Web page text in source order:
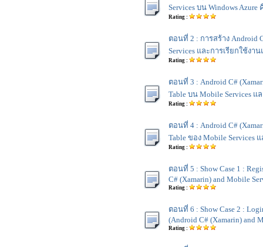
Services บน Windows Azure
Rating :
ตอนที่ 2 : การสร้าง Android
Services และการเรียกใช้งา
Rating :
ตอนที่ 3 : Android C#
Table บน Mobile Services แ
Rating :
ตอนที่ 4 : Android C#
Table ของ Mobile Services
Rating :
ตอนที่ 5 : Show Case 1 :
C# (Xamarin) and Mobile
Rating :
ตอนที่ 6 : Show Case 2 :
(Android C# (Xamarin) and
Rating :